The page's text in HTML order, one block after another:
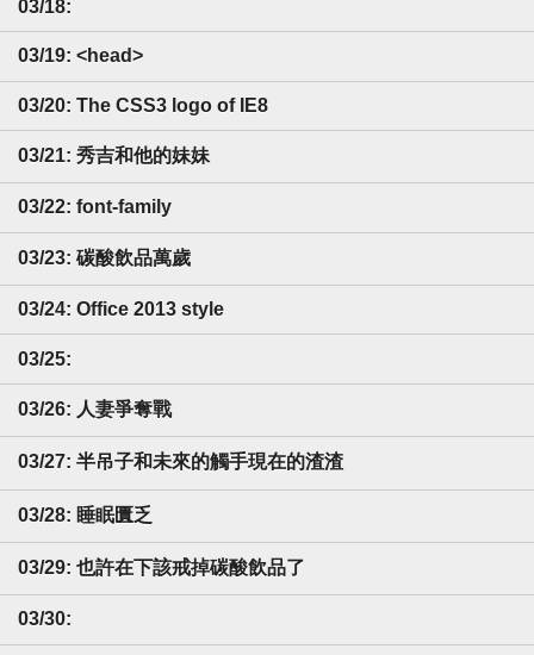
03/18:
03/19: <head>
03/20: The CSS3 logo of IE8
03/21: 秀吉和他的妹妹
03/22: font-family
03/23: 碳酸飲品萬歲
03/24: Office 2013 style
03/25:
03/26: 人妻爭奪戰
03/27: 半吊子和未來的觸手現在的渣渣
03/28: 睡眠匱乏
03/29: 也許在下該戒掉碳酸飲品了
03/30: